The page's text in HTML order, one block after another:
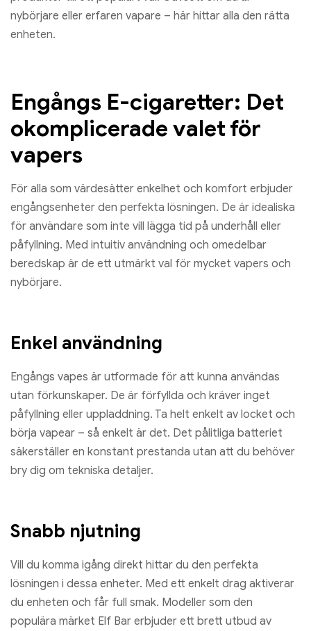
nybörjare eller erfaren vapare – här hittar alla den rätta
enheten.
Engångs E-cigaretter: Det
okomplicerade valet för
vapers
För alla som värdesätter enkelhet och komfort erbjuder
engångsenheter den perfekta lösningen. De är idealiska
för användare som inte vill lägga tid på underhåll eller
påfyllning. Med intuitiv användning och omedelbar
beredskap är de ett utmärkt val för mycket vapers och
nybörjare.
Enkel användning
Engångs vapes är utformade för att kunna användas
utan förkunskaper. De är förfyllda och kräver inget
påfyllning eller uppladdning. Ta helt enkelt av locket och
börja vapear – så enkelt är det. Det pålitliga batteriet
säkerställer en konstant prestanda utan att du behöver
bry dig om tekniska detaljer.
Snabb njutning
Vill du komma igång direkt hittar du den perfekta
lösningen i dessa enheter. Med ett enkelt drag aktiverar
du enheten och får full smak. Modeller som den
populära märket Elf Bar erbjuder ett brett utbud av